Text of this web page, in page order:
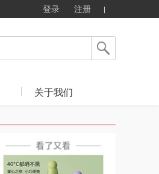
登录 注册
关于我们